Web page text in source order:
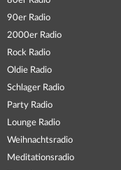
90er Radio
2000er Radio
Rock Radio
Oldie Radio
Schlager Radio
Party Radio
Lounge Radio
Weihnachtsradio
Meditationsradio